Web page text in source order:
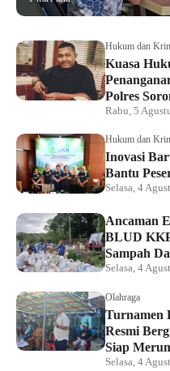
Hukum dan
Kuasa
Polres
Rabu, 5
Hukum dan
Inovasi
Bantu
Selasa, 4
Ancaman
BLUD
Sampah
Selasa, 4
Olahraga
Turnamen
Resmi
Siap
Selasa, 4